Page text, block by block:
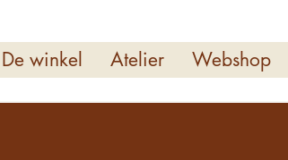
De winkel Atelier Webshop